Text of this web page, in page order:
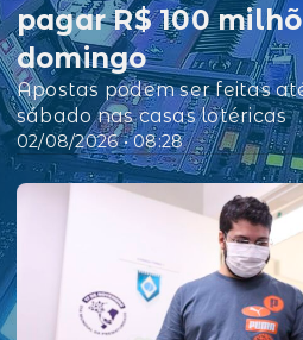
02/08/2026 • 08:28
pagar R$ 100
domingo
Apostas podem ser feitas
sábado nas casas lotéricas